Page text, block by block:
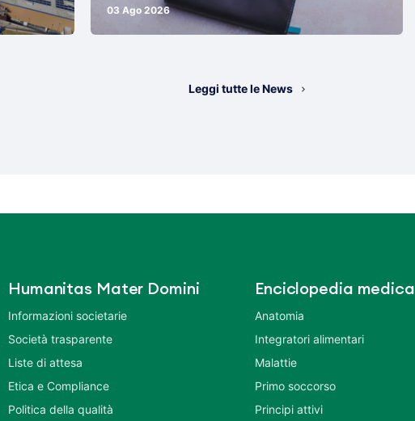
03 Ago 2026
Leggi tutte le News
Humanitas Mater Domini
Informazioni societarie
Società trasparente
Liste di attesa
Etica e Compliance
Politica della qualità
Enciclopedia medica
Anatomia
Integratori alimentari
Malattie
Primo soccorso
Principi attivi